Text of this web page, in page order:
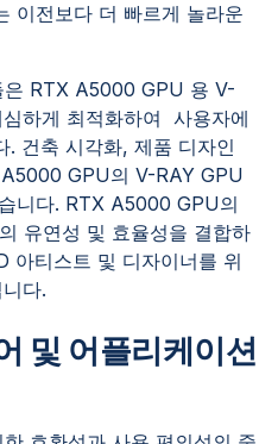
이전보다 더 빠르게 놀라운
은 RTX A5000 GPU 용 V-
하게 최적화하여 사용자에
. 건축 시각화, 제품 디자인
GPU의 V-RAY GPU
니다. RTX A5000 GPU의
유연성 및 효율성을 결합하
아티스트 및 디자이너를 위
다.
및 어플리케이션